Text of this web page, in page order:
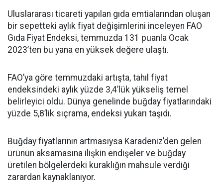
Uluslararası ticareti yapılan gıda emtialarından oluşan
bir sepetteki aylık fiyat değişimlerini inceleyen FAO
Gıda Fiyat Endeksi, temmuzda 131 puanla Ocak
2023’ten bu yana en yüksek değere ulaştı.
FAO’ya göre temmuzdaki artışta, tahıl fiyat
endeksindeki aylık yüzde 3,4’lük yükseliş temel
belirleyici oldu. Dünya genelinde buğday fiyatlarındaki
yüzde 5,8’lik sıçrama, endeksi yukarı taşıdı.
Buğday fiyatlarının artmasıysa Karadeniz’den gelen
ürünün aksamasına ilişkin endişeler ve buğday
üretilen bölgelerdeki kuraklığın mahsule verdiği
zarardan kaynaklanıyor.